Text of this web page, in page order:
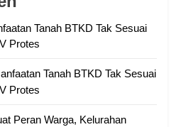
Tanah BTKD Tak Sesuai
Protes
Tanah BTKD Tak Sesuai
Protes
Peran Warga, Kelurahan